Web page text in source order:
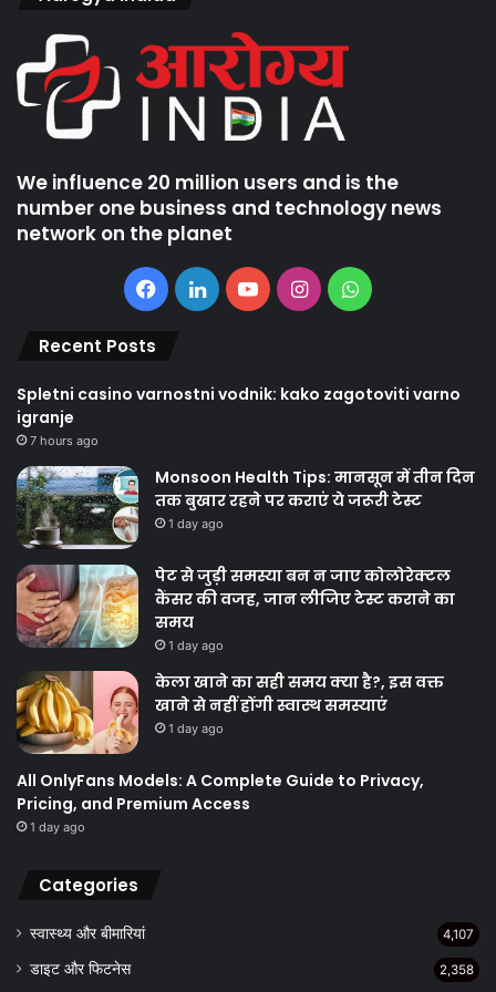
We influence 20 million users and is the
number one business and technology news
network on the planet
Facebook
LinkedInYouTubeInstagramWhatsApp
Recent Posts
Spletni casino varnostni vodnik: kako zagotoviti varno
igranje
7 hours ago
Monsoon Health Tips: मानसून में तीन दिन
तक बुखार रहने पर कराएं ये जरूरी टेस्ट
1 day ago
पेट से जुड़ी समस्या बन न जाए कोलोरेक्टल
कैंसर की वजह, जान लीजिए टेस्ट कराने का
समय
1 day ago
केला खाने का सही समय क्‍या है?, इस वक्त
खाने से नहीं होंगी स्वास्थ समस्याएं
1 day ago
All OnlyFans Models: A Complete Guide to Privacy,
Pricing, and Premium Access
1 day ago
Categories
स्वास्थ्य और बीमारियां 4,107
डाइट और फिटनेस 2,358